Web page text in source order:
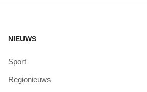
NIEUWS
Sport
Regionieuws